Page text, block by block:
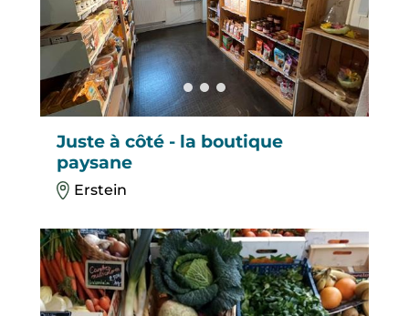
Juste à côté - la boutique
paysane
Erstein